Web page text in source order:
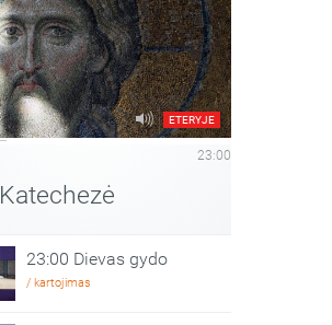
ETERYJE
23:00
Katechezė
23:00 Dievas gydo
/ kartojimas